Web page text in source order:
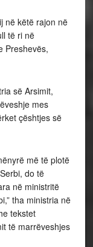
në këtë rajon në
të ri në
Preshevës,
së Arsimit,
mes
çështjes së
më të plotë
do të
në ministritë
tha ministria në
tekstet
të marrëveshjes